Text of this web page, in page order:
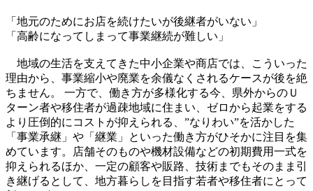
「地元のためにお店を続けたいが後継者がいない」
「高齢になってしまって事業継続が難しい」
地域の生活を支えてきた中小企業や商店では、こういった
理由から、事業縮小や廃業を余儀なくされるケースが後を絶
ちません。 一方で、働き方が多様化する今、県外からのＵ
ターン者や移住者が過疎地域に住まい、ゼロから起業をする
より圧倒的にコストが抑えられる、”なりわい”を活かした
「事業承継」や「継業」といった働き方がひそかに注目を集
めています。店舗そのものや機材設備などの初期費用一式を
抑えられるほか、一定の顧客や販路、技術までもそのまま引
き継げるとして、地方暮らしを目指す若者や移住者にとって